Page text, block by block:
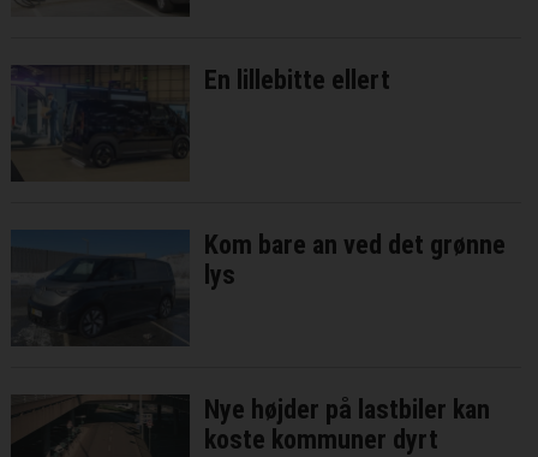
En lillebitte ellert
Kom bare an ved det grønne
lys
Nye højder på lastbiler kan
koste kommuner dyrt